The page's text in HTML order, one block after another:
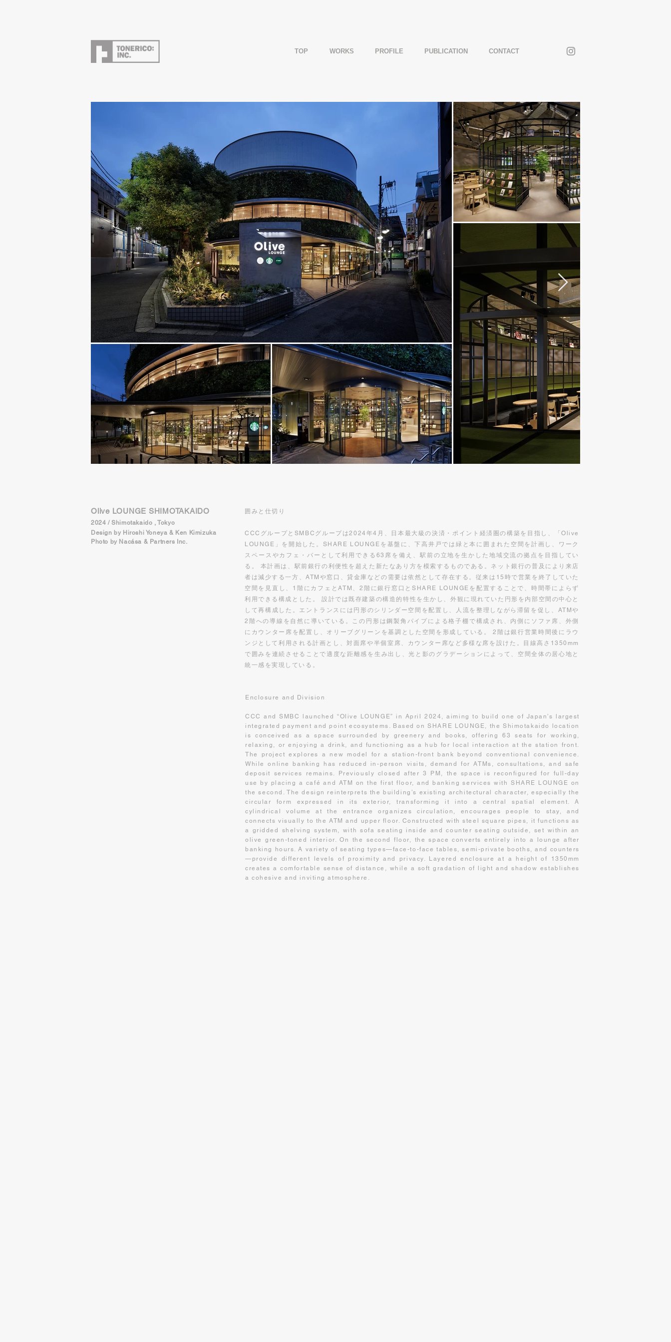
TOP WORKS PROFILE PUBLICATION CONTACT
Olive LOUNGE SHIMOTAKAIDO
2024 / Shimotakaido , Tokyo
Design by Hiroshi Yoneya & Ken Kimizuka
Photo by Nacása & Partners Inc.
囲みと仕切り
CCCグループとSMBCグループは2024年4月、日本最大級の決済・ポイント経済圏の構築を目指し、「Olive
LOUNGE」を開始した。SHARE LOUNGEを基盤に、下高井戸では緑と本に囲まれた空間を計画し、ワーク
スペースやカフェ・バーとして利用できる63席を備え、駅前の立地を生かした地域交流の拠点を目指してい
る。 本計画は、駅前銀行の利便性を超えた新たなあり方を模索するものである。ネット銀行の普及により来店
者は減少する一方、ATMや窓口、貸金庫などの需要は依然として存在する。従来は15時で営業を終了していた
空間を見直し、1階にカフェとATM、2階に銀行窓口とSHARE LOUNGEを配置することで、時間帯によらず
利用できる構成とした。 設計では既存建築の構造的特性を生かし、外観に現れていた円形を内部空間の中心と
して再構成した。エントランスには円形のシリンダー空間を配置し、人流を整理しながら滞留を促し、ATMや
2階への導線を自然に導いている。この円形は鋼製角パイプによる格子棚で構成され、内側にソファ席、外側
にカウンター席を配置し、オリーブグリーンを基調とした空間を形成している。 2階は銀行営業時間後にラウ
ンジとして利用される計画とし、対面席や半個室席、カウンター席など多様な席を設けた。目線高さ1350mm
で囲みを連続させることで適度な距離感を生み出し、光と影のグラデーションによって、空間全体の居心地と
統一感を実現している。
Enclosure and Division
CCC and SMBC launched “Olive LOUNGE” in April 2024, aiming to build one of Japan’s largest
integrated payment and point ecosystems. Based on SHARE LOUNGE, the Shimotakaido location
is conceived as a space surrounded by greenery and books, offering 63 seats for working,
relaxing, or enjoying a drink, and functioning as a hub for local interaction at the station front.
The project explores a new model for a station-front bank beyond conventional convenience.
While online banking has reduced in-person visits, demand for ATMs, consultations, and safe
deposit services remains. Previously closed after 3 PM, the space is reconfigured for full-day
use by placing a café and ATM on the first floor, and banking services with SHARE LOUNGE on
the second. The design reinterprets the building’s existing architectural character, especially the
circular form expressed in its exterior, transforming it into a central spatial element. A
cylindrical volume at the entrance organizes circulation, encourages people to stay, and
connects visually to the ATM and upper floor. Constructed with steel square pipes, it functions as
a gridded shelving system, with sofa seating inside and counter seating outside, set within an
olive green-toned interior. On the second floor, the space converts entirely into a lounge after
banking hours. A variety of seating types—face-to-face tables, semi-private booths, and counters
—provide different levels of proximity and privacy. Layered enclosure at a height of 1350mm
creates a comfortable sense of distance, while a soft gradation of light and shadow establishes
a cohesive and inviting atmosphere.